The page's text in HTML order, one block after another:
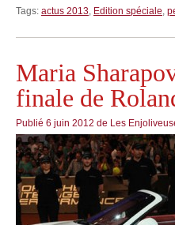
Tags: actus 2013, Edition spéciale,
Maria
finale de
Publié 6 juin 2012 de Les